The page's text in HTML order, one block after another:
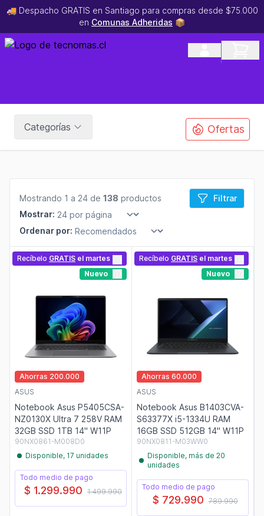
🚚 Despacho GRATIS en Santiago para compras desde $75.000
en Comunas Adheridas 📦
Categorías Ofertas
Mostrando 1 a 24 de 138 productos
Filtrar
Mostrar:
Ordenar por:
Recíbelo GRATIS el martes
Nuevo
Ahorras 200.000
ASUS
Notebook Asus P5405CSA-
NZ0130X Ultra 7 258V RAM
32GB SSD 1TB 14" W11P
90NX0861-M008D0
Disponible, 17 unidades
Todo medio de pago
$ 1.299.990 1.499.990
Recíbelo GRATIS el martes
Nuevo
Ahorras 60.000
ASUS
Notebook Asus B1403CVA-
S63377X i5-1334U RAM
16GB SSD 512GB 14" W11P
90NX0811-M03WW0
Disponible, más de 20
unidades
Todo medio de pago
$ 729.990 789.990